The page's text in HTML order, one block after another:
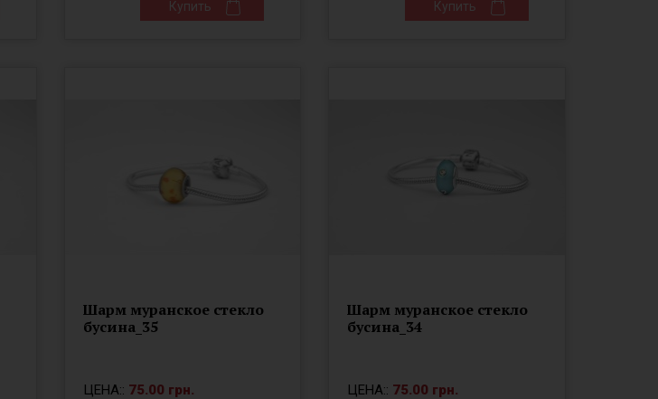
Купить Купить
Шарм муранское стекло
бусина_35
ЦЕНА:: 75.00 грн.
Шарм муранское стекло
бусина_34
ЦЕНА:: 75.00 грн.